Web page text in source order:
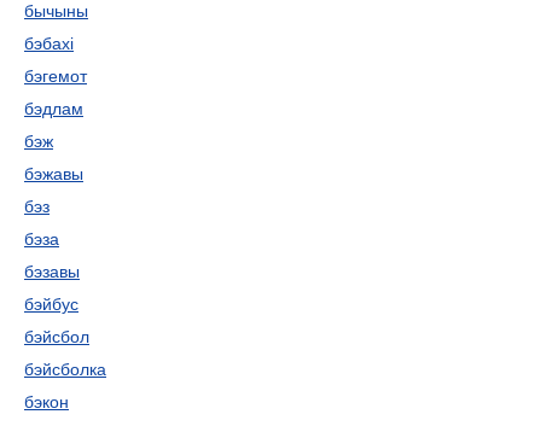
бычыны
бэбахі
бэгемот
бэдлам
бэж
бэжавы
бэз
бэза
бэзавы
бэйбус
бэйсбол
бэйсболка
бэкон